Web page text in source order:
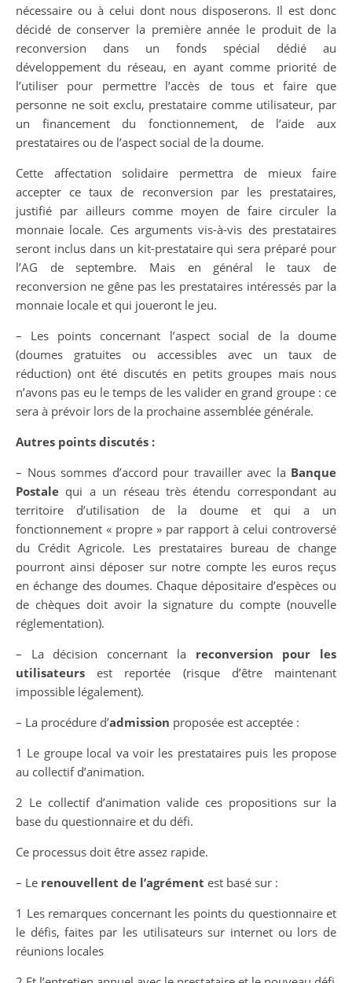
nécessaire ou à celui dont nous disposerons. Il est donc
décidé de conserver la première année le produit de la
reconversion dans un fonds spécial dédié au
développement du réseau, en ayant comme priorité de
l’utiliser pour permettre l’accès de tous et faire que
personne ne soit exclu, prestataire comme utilisateur, par
un financement du fonctionnement, de l’aide aux
prestataires ou de l’aspect social de la doume.
Cette affectation solidaire permettra de mieux faire
accepter ce taux de reconversion par les prestataires,
justifié par ailleurs comme moyen de faire circuler la
monnaie locale. Ces arguments vis-à-vis des prestataires
seront inclus dans un kit-prestataire qui sera préparé pour
l’AG de septembre. Mais en général le taux de
reconversion ne gêne pas les prestataires intéressés par la
monnaie locale et qui joueront le jeu.
– Les points concernant l’aspect social de la doume
(doumes gratuites ou accessibles avec un taux de
réduction) ont été discutés en petits groupes mais nous
n’avons pas eu le temps de les valider en grand groupe : ce
sera à prévoir lors de la prochaine assemblée générale.
Autres points discutés :
– Nous sommes d’accord pour travailler avec la Banque
Postale qui a un réseau très étendu correspondant au
territoire d’utilisation de la doume et qui a un
fonctionnement « propre » par rapport à celui controversé
du Crédit Agricole. Les prestataires bureau de change
pourront ainsi déposer sur notre compte les euros reçus
en échange des doumes. Chaque dépositaire d’espèces ou
de chèques doit avoir la signature du compte (nouvelle
réglementation).
– La décision concernant la reconversion pour les
utilisateurs est reportée (risque d’être maintenant
impossible légalement).
– La procédure d’admission proposée est acceptée :
1 Le groupe local va voir les prestataires puis les propose
au collectif d’animation.
2 Le collectif d’animation valide ces propositions sur la
base du questionnaire et du défi.
Ce processus doit être assez rapide.
– Le renouvellent de l’agrément est basé sur :
1 Les remarques concernant les points du questionnaire et
le défis, faites par les utilisateurs sur internet ou lors de
réunions locales